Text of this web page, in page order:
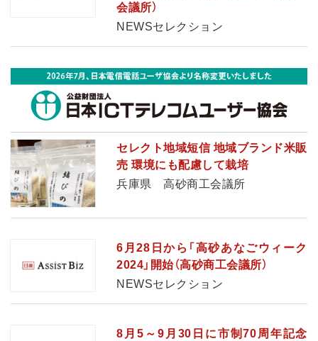
会議所）
NEWSセレクション
セレクト地域短信 地域ブランド米販
売 環境にも配慮して栽培
兵庫県 高砂商工会議所
6月28日から「高砂あなごウィーク
2024」開始（高砂商工会議所）
NEWSセレクション
8月5～9月30日に市制70周年記念